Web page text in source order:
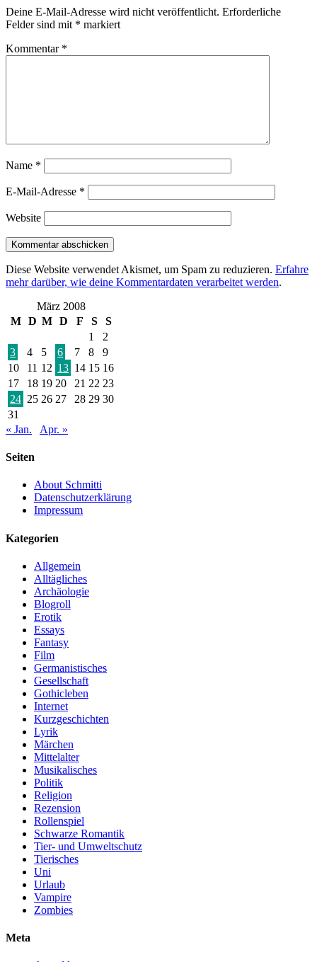
Deine E-Mail-Adresse wird nicht veröffentlicht. Erforderliche
Felder sind mit * markiert
Kommentar *
Name *
E-Mail-Adresse *
Website
Diese Website verwendet Akismet, um Spam zu reduzieren. Erfahre
mehr darüber, wie deine Kommentardaten verarbeitet werden.
März 2008
M D M D F S
S
1
2
3
4 5 6 7 8
9
10
11 12 13 14 15 16
17
18 19 20 21 22 23
24 25 26 27 28 29 30
31
« Jan.
Apr. »
Seiten
About Schmitti
Datenschutzerklärung
Impressum
Kategorien
Allgemein
Alltägliches
Archäologie
Blogroll
Erotik
Essays
Fantasy
Film
Germanistisches
Gesellschaft
Gothicleben
Internet
Kurzgeschichten
Lyrik
Märchen
Mittelalter
Musikalisches
Politik
Religion
Rezension
Rollenspiel
Schwarze Romantik
Tier- und Umweltschutz
Tierisches
Uni
Urlaub
Vampire
Zombies
Meta